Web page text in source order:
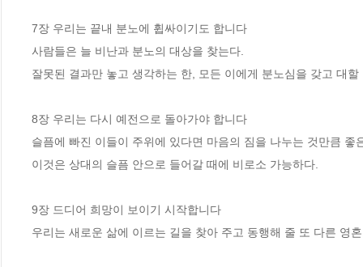
7장 우리는 끝내 분노에 휩싸이기도 합니다
사람들은 늘 비난과 분노의 대상을 찾는다.
잘못된 결과만 놓고 생각하는 한, 모든 이에게 분노심을 갖고 대할
8장 우리는 다시 예전으로 돌아가야 합니다
슬픔에 빠진 이들이 주위에 있다면 마음의 짐을 나누는 것만큼 좋
이것은 상대의 슬픔 안으로 들어갈 때에 비로소 가능하다.
9장 드디어 희망이 보이기 시작합니다
우리는 새로운 삶에 이르는 길을 찾아 주고 동행해 줄 또 다른 영